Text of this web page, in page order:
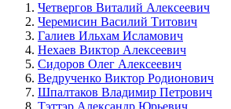
Четвергов Виталий Алексеевич
Черемисин Василий Титович
Галиев Ильхам Исламович
Нехаев Виктор Алексеевич
Сидоров Олег Алексеевич
Ведрученко Виктор Родионович
Шпалтаков Владимир Петрович